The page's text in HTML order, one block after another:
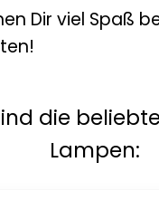
Dir viel Spaß
die
Lampen: